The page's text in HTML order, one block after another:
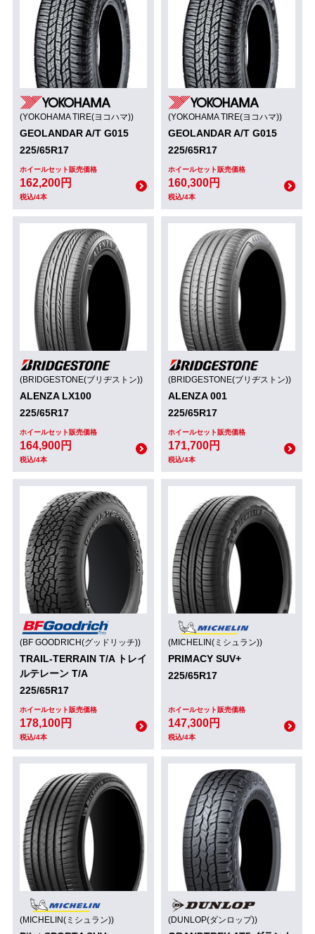
(YOKOHAMA TIRE(ヨコハマ))
GEOLANDAR A/T G015
225/65R17
ホイールセット販売価格
162,200円
税込/4本
(YOKOHAMA TIRE(ヨコハマ))
GEOLANDAR A/T G015
225/65R17
ホイールセット販売価格
160,300円
税込/4本
(BRIDGESTONE(ブリヂストン))
ALENZA LX100
225/65R17
ホイールセット販売価格
164,900円
税込/4本
(BRIDGESTONE(ブリヂストン))
ALENZA 001
225/65R17
ホイールセット販売価格
171,700円
税込/4本
(BF GOODRICH(グッドリッチ))
TRAIL-TERRAIN T/A トレイ
ルテレーン T/A
225/65R17
ホイールセット販売価格
178,100円
税込/4本
(MICHELIN(ミシュラン))
PRIMACY SUV+
225/65R17
ホイールセット販売価格
147,300円
税込/4本
(MICHELIN(ミシュラン)) (DUNLOP(ダンロップ))